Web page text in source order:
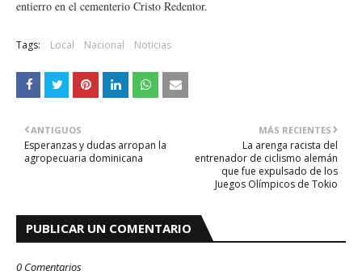
entierro en el cementerio Cristo Redentor.
Tags: Local Nacional Noticias
MÁS RECIENTES
La arenga racista del
entrenador de ciclismo alemán
que fue expulsado de los
Juegos Olímpicos de Tokio
ANTIGUOS
Esperanzas y dudas arropan la
agropecuaria dominicana
PUBLICAR UN COMENTARIO
0 Comentarios